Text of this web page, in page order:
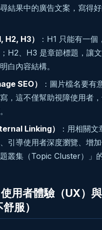
結果中的廣告文案，寫得
H2, H3）
：H1 只能有一
H2、H3 是章節標題，讓文
白內容結構。
SEO）
：圖片檔名要有
，這不僅幫助視障使用者
Linking）
：用相關文
引導使用者深度瀏覽、增
叢集（Topic Cluster）」的
用者體驗（UX）
服）